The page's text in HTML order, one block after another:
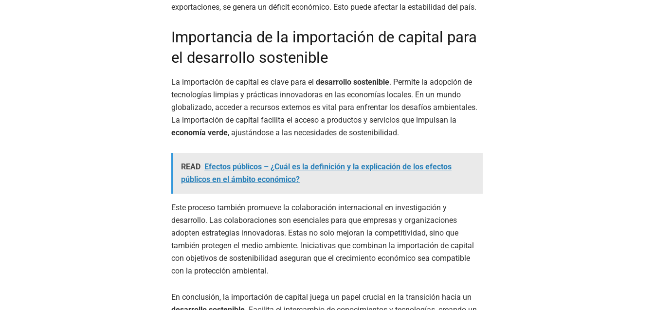
exportaciones, se genera un déficit económico. Esto puede afectar la estabilidad del país.
Importancia de la importación de capital para
el desarrollo sostenible
La importación de capital es clave para el desarrollo sostenible. Permite la adopción de
tecnologías limpias y prácticas innovadoras en las economías locales. En un mundo
globalizado, acceder a recursos externos es vital para enfrentar los desafíos ambientales.
La importación de capital facilita el acceso a productos y servicios que impulsan la
economía verde, ajustándose a las necesidades de sostenibilidad.
READ Efectos públicos – ¿Cuál es la definición y la explicación de los efectos
públicos en el ámbito económico?
Este proceso también promueve la colaboración internacional en investigación y
desarrollo. Las colaboraciones son esenciales para que empresas y organizaciones
adopten estrategias innovadoras. Estas no solo mejoran la competitividad, sino que
también protegen el medio ambiente. Iniciativas que combinan la importación de capital
con objetivos de sostenibilidad aseguran que el crecimiento económico sea compatible
con la protección ambiental.
En conclusión, la importación de capital juega un papel crucial en la transición hacia un